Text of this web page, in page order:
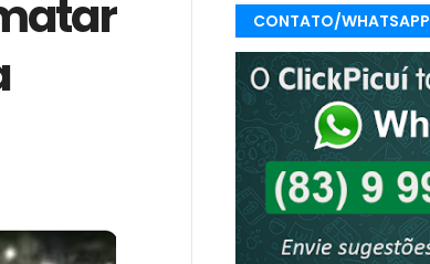
CONTATO/WHATSAPP